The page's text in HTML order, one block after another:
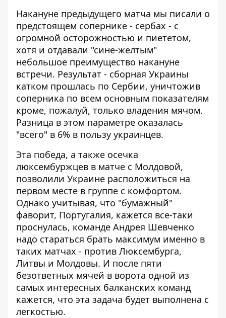
Накануне предыдущего матча мы писали о
предстоящем сопернике - сербах - с
огромной осторожностью и пиететом,
хотя и отдавали "сине-желтым"
небольшое преимущество накануне
встречи. Результат - сборная Украины
катком прошлась по Сербии, уничтожив
соперника по всем основным показателям
кроме, пожалуй, только владения мячом.
Разница в этом параметре оказалась
"всего" в 6% в пользу украинцев.
Эта победа, а также осечка
люксембуржцев в матче с Молдовой,
позволили Украине расположиться на
первом месте в группе с комфортом.
Однако учитывая, что "бумажный"
фаворит, Португалия, кажется все-таки
проснулась, команде Андрея Шевченко
надо стараться брать максимум именно в
таких матчах - против Люксембурга,
Литвы и Молдовы. И после пяти
безответных мячей в ворота одной из
самых интересных балканских команд
кажется, что эта задача будет выполнена с
легкостью.